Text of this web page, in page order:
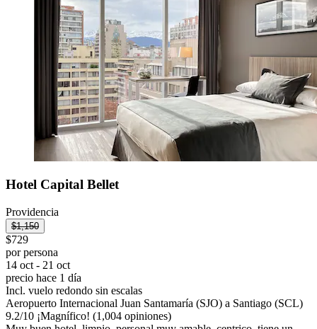
Hotel Capital Bellet
Providencia
$1,150
$729
por persona
14 oct - 21 oct
precio hace 1 día
Incl. vuelo redondo sin escalas
Aeropuerto Internacional Juan Santamaría (SJO) a Santiago (SCL)
9.2/10 ¡Magnífico! (1,004 opiniones)